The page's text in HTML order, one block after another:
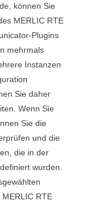
können Sie
MERLIC RTE
-Plugins
mehrmals
Instanzen
Sie daher
Wenn Sie
Sie die
und die
die in der
wurden.
MERLIC RTE